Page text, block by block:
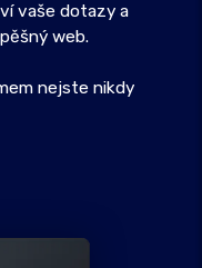
vaše dotazy a
web.
nejste nikdy